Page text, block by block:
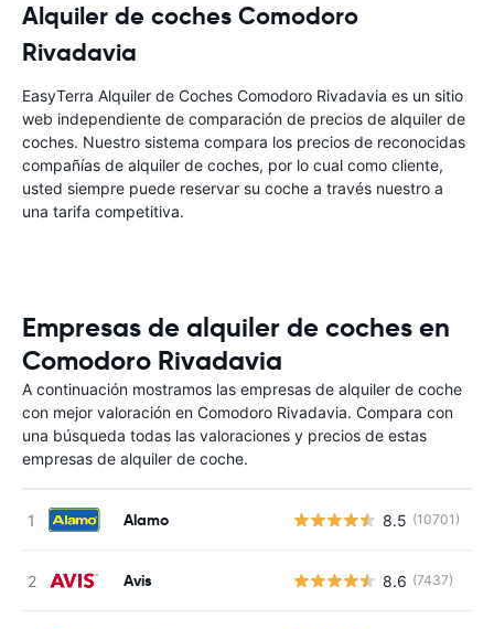
Alquiler de coches Comodoro
Rivadavia
EasyTerra Alquiler de Coches Comodoro Rivadavia es un sitio
web independiente de comparación de precios de alquiler de
coches. Nuestro sistema compara los precios de reconocidas
compañías de alquiler de coches, por lo cual como cliente,
usted siempre puede reservar su coche a través nuestro a
una tarifa competitiva.
Empresas de alquiler de coches en
Comodoro Rivadavia
A continuación mostramos las empresas de alquiler de coche
con mejor valoración en Comodoro Rivadavia. Compara con
una búsqueda todas las valoraciones y precios de estas
empresas de alquiler de coche.
Alamo 8.5 (10701)
Avis 8.6 (7437)